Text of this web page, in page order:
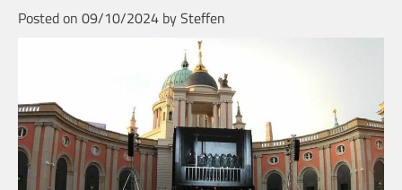
Posted on 09/10/2024 bySteffen